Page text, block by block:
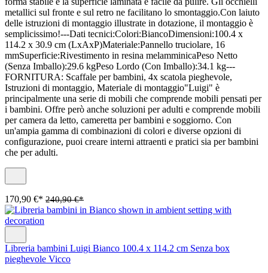
metallici sul fronte e sul retro ne facilitano lo smontaggio.Con laiuto
delle istruzioni di montaggio illustrate in dotazione, il montaggio è
semplicissimo!---Dati tecnici:Colori:BiancoDimensioni:100.4 x
114.2 x 30.9 cm (LxAxP)Materiale:Pannello truciolare, 16
mmSuperficie:Rivestimento in resina melamminicaPeso Netto
(Senza Imballo):29.6 kgPeso Lordo (Con Imballo):34.1 kg---
FORNITURA: Scaffale per bambini, 4x scatola pieghevole,
Istruzioni di montaggio, Materiale di montaggio"Luigi" è
principalmente una serie di mobili che comprende mobili pensati per
i bambini. Offre però anche soluzioni per adulti e comprende mobili
per camera da letto, cameretta per bambini e soggiorno. Con
un'ampia gamma di combinazioni di colori e diverse opzioni di
configurazione, puoi creare interni attraenti e pratici sia per bambini
che per adulti.
170,90 €* 240,90 €*
Libreria bambini Luigi Bianco 100.4 x 114.2 cm Senza box
pieghevole Vicco